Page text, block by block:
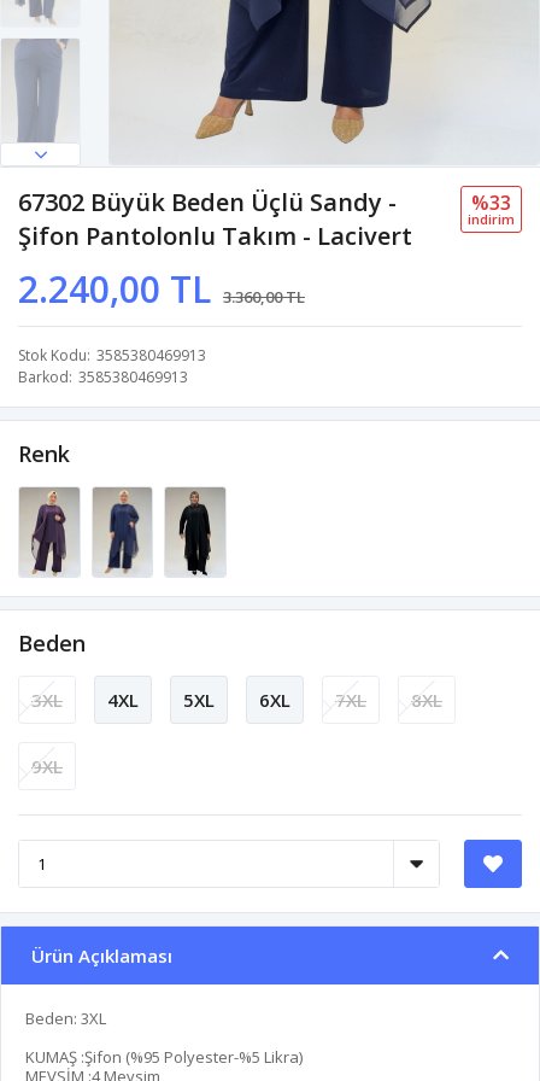
67302 Büyük Beden Üçlü Sandy -
Şifon Pantolonlu Takım - Lacivert
2.240,00 TL 3.360,00 TL
%33
i̇ndi̇ri̇m
Stok Kodu 3585380469913
Barkod 3585380469913
Renk
Beden
3XL 4XL 5XL 6XL 7XL 8XL
9XL
Ürün Açıklaması
Beden: 3XL
KUMAŞ :Şifon (%95 Polyester-%5 Likra)
MEVSİM :4 Mevsim